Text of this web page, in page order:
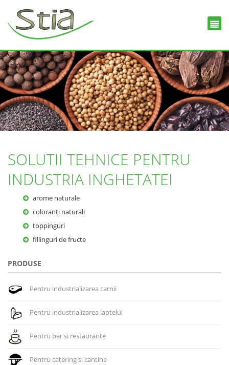
SOLUTII TEHNICE PENTRU
INDUSTRIA INGHETATEI
arome naturale
coloranti naturali
toppinguri
fillinguri de fructe
PRODUSE
Pentru industrializarea carnii
Pentru industrializarea laptelui
Pentru bar si restaurante
Pentru catering si cantine